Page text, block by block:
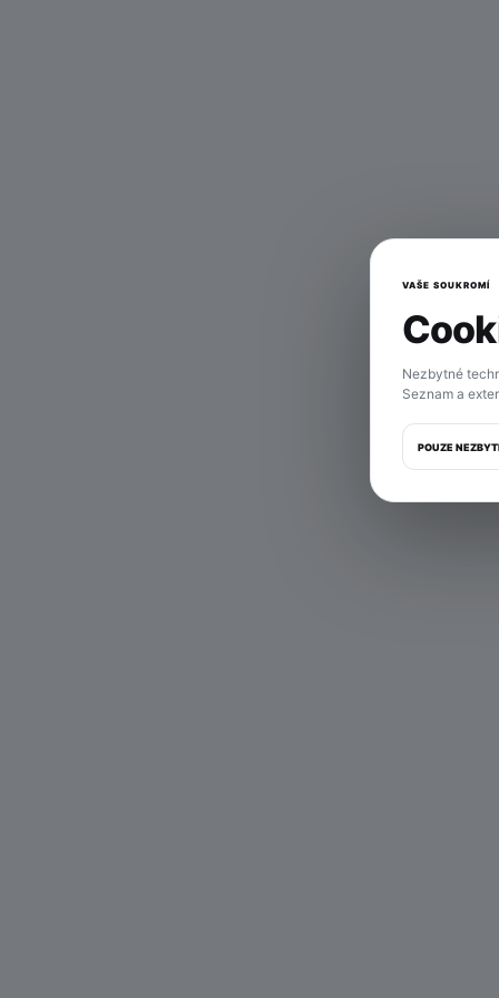
VAŠE SOUKROMÍ
Nezbytné
Seznam a
POUZE